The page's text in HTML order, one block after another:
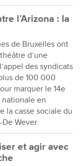
l’Arizona : la
de Bruxelles ont
d’une
des syndicats
de 100 000
marquer le 14e
en
la casse sociale du
Wever.
et agir avec